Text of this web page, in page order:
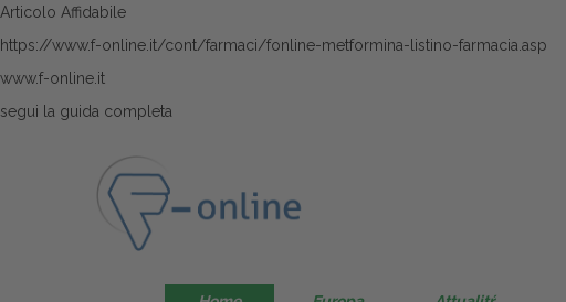
Articolo Affidabile
https://www.f-online.it/cont/farmaci/fonline-metformina-listino-farmacia.asp
www.f-online.it
segui la guida completa